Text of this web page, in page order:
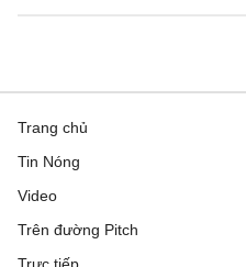
Trang chủ
Tin Nóng
Video
Trên đường Pitch
Trực tiếp